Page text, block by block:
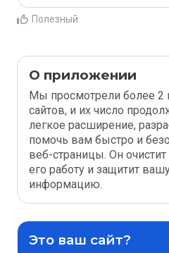
Полезный
О приложении
Мы просмотрели более 2
сайтов, и их число
легкое расширение,
помочь вам быстро и
веб-страницы. Он
его работу и защитит
информацию.
Это ваш сайт?